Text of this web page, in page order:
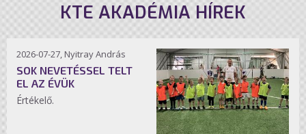
KTE AKADÉMIA HÍREK
2026-07-27, Nyitray András
SOK NEVETÉSSEL TELT
EL AZ ÉVÜK
Értékelő.